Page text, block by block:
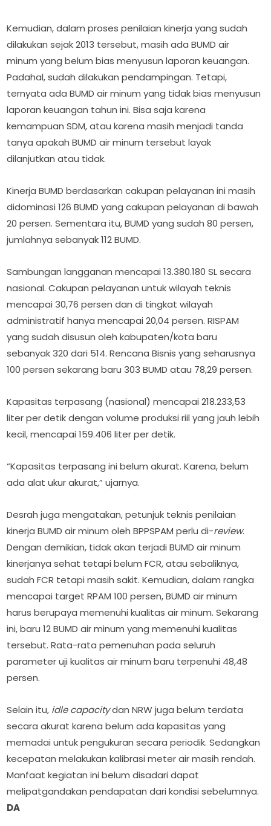
Kemudian, dalam proses penilaian kinerja yang sudah
dilakukan sejak 2013 tersebut, masih ada BUMD air
minum yang belum bias menyusun laporan keuangan.
Padahal, sudah dilakukan pendampingan. Tetapi,
ternyata ada BUMD air minum yang tidak bias menyusun
laporan keuangan tahun ini. Bisa saja karena
kemampuan SDM, atau karena masih menjadi tanda
tanya apakah BUMD air minum tersebut layak
dilanjutkan atau tidak.
Kinerja BUMD berdasarkan cakupan pelayanan ini masih
didominasi 126 BUMD yang cakupan pelayanan di bawah
20 persen. Sementara itu, BUMD yang sudah 80 persen,
jumlahnya sebanyak 112 BUMD.
Sambungan langganan mencapai 13.380.180 SL secara
nasional. Cakupan pelayanan untuk wilayah teknis
mencapai 30,76 persen dan di tingkat wilayah
administratif hanya mencapai 20,04 persen. RISPAM
yang sudah disusun oleh kabupaten/kota baru
sebanyak 320 dari 514. Rencana Bisnis yang seharusnya
100 persen sekarang baru 303 BUMD atau 78,29 persen.
Kapasitas terpasang (nasional) mencapai 218.233,53
liter per detik dengan volume produksi riil yang jauh lebih
kecil, mencapai 159.406 liter per detik.
“Kapasitas terpasang ini belum akurat. Karena, belum
ada alat ukur akurat,” ujarnya.
Desrah juga mengatakan, petunjuk teknis penilaian
kinerja BUMD air minum oleh BPPSPAM perlu di-review.
Dengan demikian, tidak akan terjadi BUMD air minum
kinerjanya sehat tetapi belum FCR, atau sebaliknya,
sudah FCR tetapi masih sakit. Kemudian, dalam rangka
mencapai target RPAM 100 persen, BUMD air minum
harus berupaya memenuhi kualitas air minum. Sekarang
ini, baru 12 BUMD air minum yang memenuhi kualitas
tersebut. Rata-rata pemenuhan pada seluruh
parameter uji kualitas air minum baru terpenuhi 48,48
persen.
Selain itu, idle capacitydan NRW juga belum terdata
secara akurat karena belum ada kapasitas yang
memadai untuk pengukuran secara periodik. Sedangkan
kecepatan melakukan kalibrasi meter air masih rendah.
Manfaat kegiatan ini belum disadari dapat
melipatgandakan pendapatan dari kondisi sebelumnya.
DA